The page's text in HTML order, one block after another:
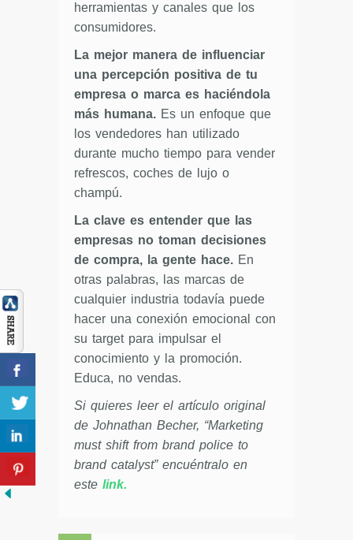
herramientas y canales que los
consumidores.
La mejor manera de influenciar
una percepción positiva de tu
empresa o marca es haciéndola
más humana. Es un enfoque que
los vendedores han utilizado
durante mucho tiempo para vender
refrescos, coches de lujo o
champú.
La clave es entender que las
empresas no toman decisiones
de compra, la gente hace. En
otras palabras, las marcas de
cualquier industria todavía puede
hacer una conexión emocional con
su target para impulsar el
conocimiento y la promoción.
Educa, no vendas.
Si quieres leer el artículo original
de Johnathan Becher, “Marketing
must shift from brand police to
brand catalyst” encuéntralo en
este link.